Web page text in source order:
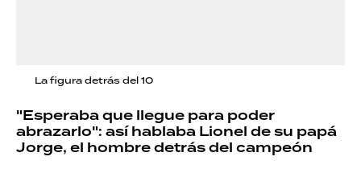
La figura detrás del 10
"Esperaba que llegue para poder
abrazarlo": así hablaba Lionel de su papá
Jorge, el hombre detrás del campeón